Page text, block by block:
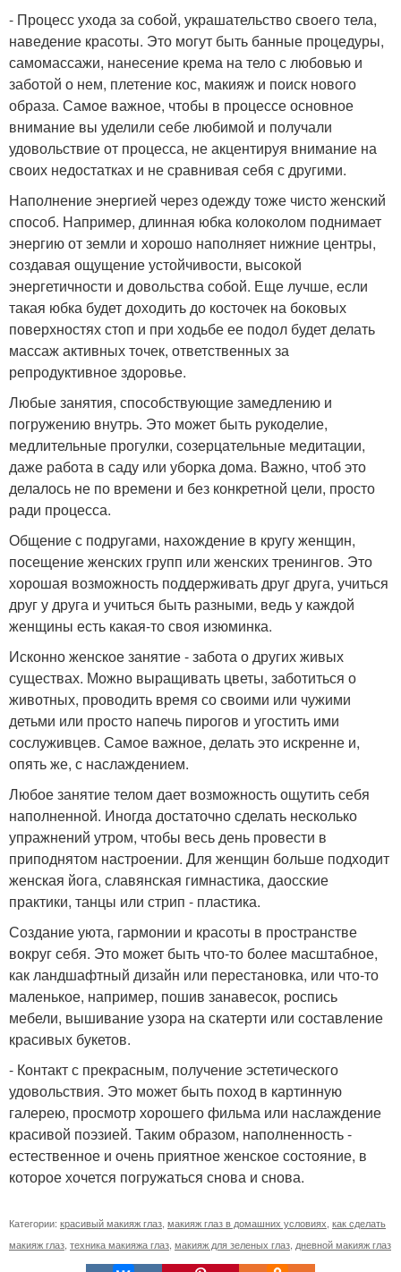
- Процесс ухода за собой, украшательство своего тела,
наведение красоты. Это могут быть банные процедуры,
самомассажи, нанесение крема на тело с любовью и
заботой о нем, плетение кос, макияж и поиск нового
образа. Самое важное, чтобы в процессе основное
внимание вы уделили себе любимой и получали
удовольствие от процесса, не акцентируя внимание на
своих недостатках и не сравнивая себя с другими.
Наполнение энергией через одежду тоже чисто женский
способ. Например, длинная юбка колоколом поднимает
энергию от земли и хорошо наполняет нижние центры,
создавая ощущение устойчивости, высокой
энергетичности и довольства собой. Еще лучше, если
такая юбка будет доходить до косточек на боковых
поверхностях стоп и при ходьбе ее подол будет делать
массаж активных точек, ответственных за
репродуктивное здоровье.
Любые занятия, способствующие замедлению и
погружению внутрь. Это может быть рукоделие,
медлительные прогулки, созерцательные медитации,
даже работа в саду или уборка дома. Важно, чтоб это
делалось не по времени и без конкретной цели, просто
ради процесса.
Общение с подругами, нахождение в кругу женщин,
посещение женских групп или женских тренингов. Это
хорошая возможность поддерживать друг друга, учиться
друг у друга и учиться быть разными, ведь у каждой
женщины есть какая-то своя изюминка.
Исконно женское занятие - забота о других живых
существах. Можно выращивать цветы, заботиться о
животных, проводить время со своими или чужими
детьми или просто напечь пирогов и угостить ими
сослуживцев. Самое важное, делать это искренне и,
опять же, с наслаждением.
Любое занятие телом дает возможность ощутить себя
наполненной. Иногда достаточно сделать несколько
упражнений утром, чтобы весь день провести в
приподнятом настроении. Для женщин больше подходит
женская йога, славянская гимнастика, даосские
практики, танцы или стрип - пластика.
Создание уюта, гармонии и красоты в пространстве
вокруг себя. Это может быть что-то более масштабное,
как ландшафтный дизайн или перестановка, или что-то
маленькое, например, пошив занавесок, роспись
мебели, вышивание узора на скатерти или составление
красивых букетов.
- Контакт с прекрасным, получение эстетического
удовольствия. Это может быть поход в картинную
галерею, просмотр хорошего фильма или наслаждение
красивой поэзией. Таким образом, наполненность -
естественное и очень приятное женское состояние, в
которое хочется погружаться снова и снова.
Категории: красивый макияж глаз макияж глаз в домашних условиях как сделать
макияж глаз техника макияжа глаз макияж для зеленых глаз дневной макияж глаз